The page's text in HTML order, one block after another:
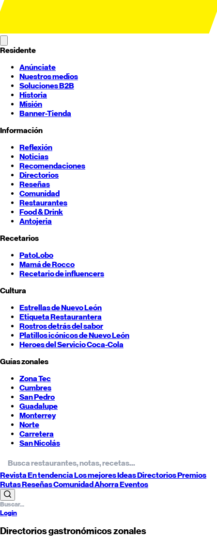
Residente
Anúnciate
Nuestros medios
Soluciones B2B
Historia
Misión
Banner-Tienda
Información
Reflexión
Noticias
Recomendaciones
Directorios
Reseñas
Comunidad
Restaurantes
Food & Drink
Antojeria
Recetarios
PatoLobo
Mamá de Rocco
Recetario de influencers
Cultura
Estrellas deNuevo León
Etiqueta Restaurantera
Rostros detrás del sabor
Platillos icónicos deNuevo León
Heroes del Servicio Coca-Cola
Guías zonales
Zona Tec
Cumbres
San Pedro
Guadalupe
Monterrey
Norte
Carretera
San Nicolás
RevistaEn tendenciaLos mejoresIdeasDirectoriosPremios
RutasReseñasComunidadAhorraEventos
Login
Directorios gastronómicos zonales